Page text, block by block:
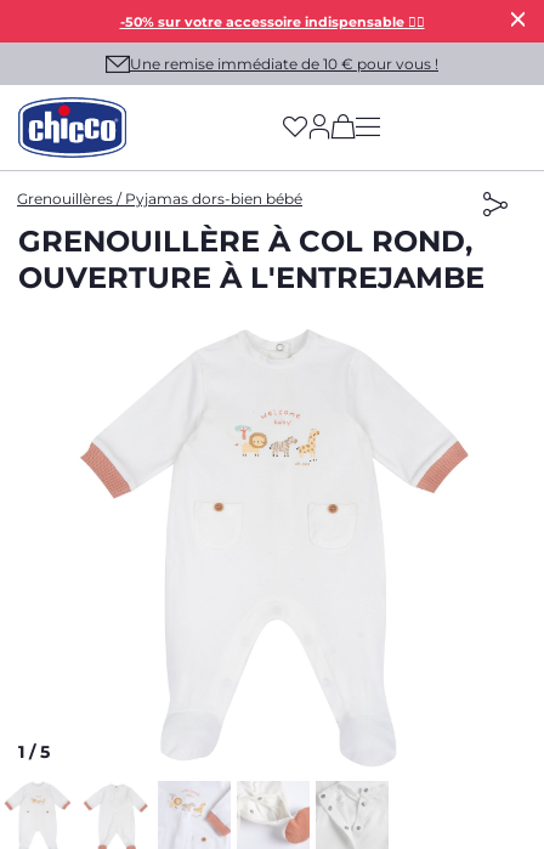
-50% sur votre accessoire indispensable 👯‍♀️
Une remise immédiate de 10 € pour vous !
(has more options
Grenouillères / Pyjamas dors-bien bébé
GRENOUILLÈRE À COL ROND,
OUVERTURE À L'ENTREJAMBE
1 /5